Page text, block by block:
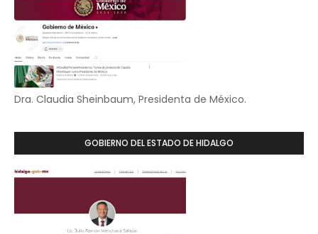
Dra. Claudia Sheinbaum, Presidenta de México.
GOBIERNO DEL ESTADO DE HIDALGO